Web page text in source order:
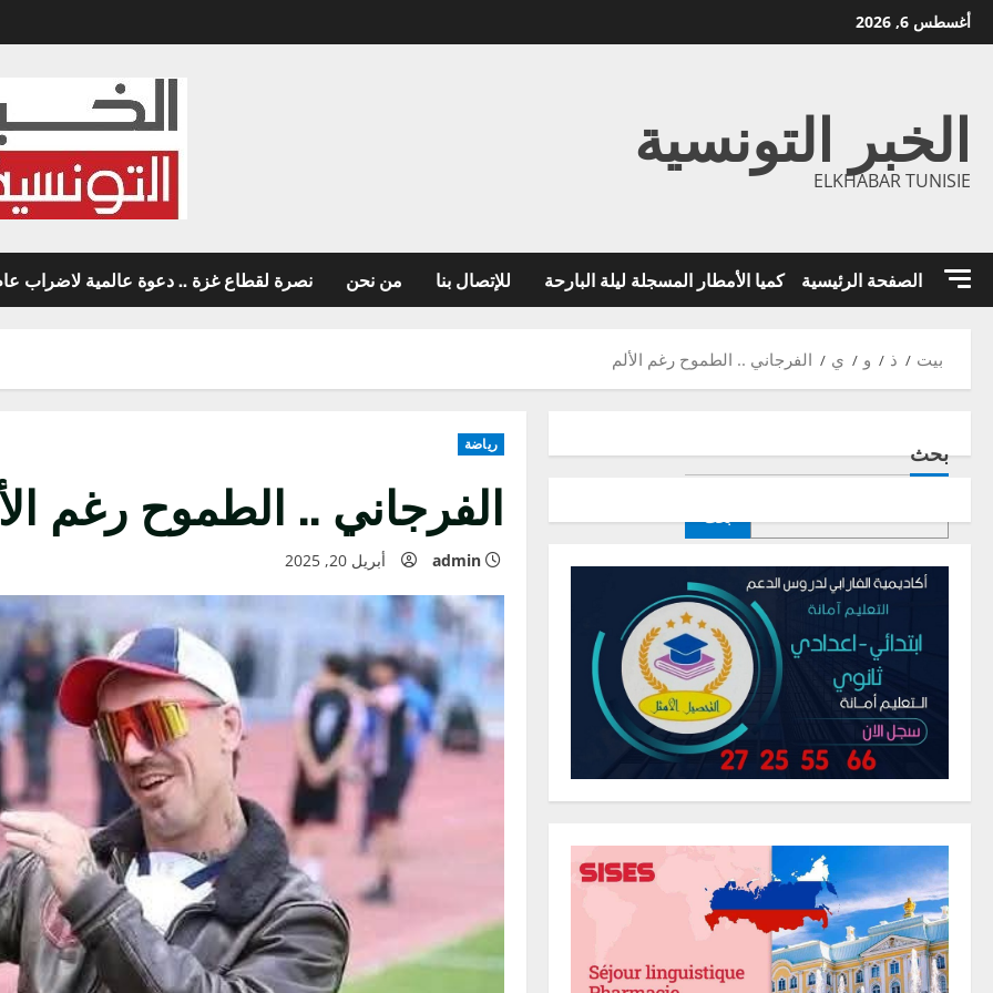
تخطي
إلى
أغسطس 6, 2026
الخبر التونسية
ELKHABAR TUNISIE
الصفحة الرئيسية كميا الأمطار المسجلة ليلة البارحة للإتصال بنا من نحن نصرة لقطاع غزة .. دعوة عالمية لاضراب عام
بيت ذ و ي الفرجاني .. الطموح رغم الألم
رياضة
الفرجاني .. الطموح رغم
admin أبريل 20, 2025
بحث
بحث